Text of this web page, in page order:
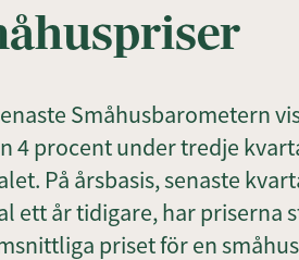
Småhusbarometern
4 procent under tredje
På årsbasis, senaste
ett år tidigare, har priserna
priset för en